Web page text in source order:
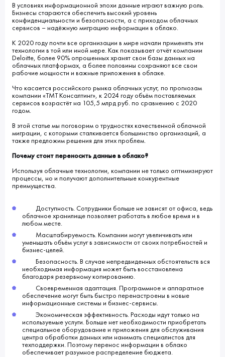
В условиях информационной эпохи данные играют важную роль.
Бизнесы стараются обеспечить высокий уровень
конфиденциальности и безопасности, а с приходом облачных
сервисов – надёжную миграцию информации в облако.
К 2020 году почти все организации в мире начали применять эти
технологии в той или иной мере. Как показывает отчёт компании
Deloitte, более 90% опрошенных хранят свои базы данных на
облачных платформах, а более половины сохраняют все свои
рабочие мощности и важные приложения в облаке.
Что касается российского рынка облачных услуг, по прогнозам
компании «ТМТ Консалтинг», к 2024 году объём поставляемых
сервисов возрастёт на 105,5 млрд руб. по сравнению с 2020
годом.
В этой статье мы поговорим о трудностях качественной облачной
миграции, с которыми сталкивается большинство организаций, а
также предложим решения для этих проблем.
Почему стоит переносить данные в облако?
Используя облачные технологии, компании не только оптимизируют
процессы, но и получают дополнительные конкурентные
преимущества.
Доступность. Сотрудники больше не зависят от офиса, ведь
облачное хранилище позволяет работать в любое время и в
любом месте.
Масштабируемость. Компании могут увеличивать или
уменьшать объём услуг в зависимости от своих потребностей и
бизнес-целей.
Безопасность. В случае непредвиденных обстоятельств вся
необходимая информация может быть восстановлена
благодаря резервному копированию.
Своевременная адаптация. Программное и аппаратное
обеспечение могут быть быстро перенастроены в новые
информационные системы и бизнес-сервисы.
Экономическая эффективность. Расходы идут только на
используемые услуги. Больше нет необходимости приобретать
специальное оборудование и приложения для обслуживания
центра обработки данных или нанимать специалистов для
техподдержки. Поэтому перенос информации в облако
обеспечивает разумное распределение бюджета.